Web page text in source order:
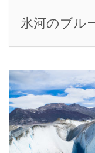
氷河のブル